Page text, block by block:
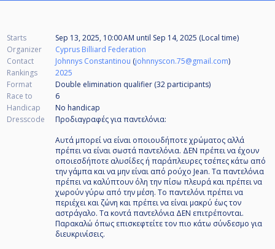
Starts Sep 13, 2025, 10:00 AM until Sep 14, 2025 (Local time)
Organizer
Cyprus Billiard Federation
Contact
Johnnys Constantinou (johnnyscon.75@gmail.com)
Rankings
2025
Format
Double elimination qualifier (32 participants)
Race to
6
Handicap
No handicap
Dresscode
Προδιαγραφές για παντελόνια:
Αυτά μπορεί να είναι οποιουδήποτε χρώματος αλλά
πρέπει να είναι σωστά παντελόνια. ΔΕΝ πρέπει να έχουν
οποιεσδήποτε αλυσίδες ή παράπλευρες τσέπες κάτω από
την γάμπα και να μην είναι από ρούχο Jean. Τα παντελόνια
πρέπει να καλύπτουν όλη την πίσω πλευρά και πρέπει να
χωρούν γύρω από την μέση. Το παντελόνι πρέπει να
περιέχει και ζώνη και πρέπει να είναι μακρύ έως τον
αστράγαλο. Τα κοντά παντελόνια ΔΕΝ επιτρέπονται.
Παρακαλώ όπως επισκεφτείτε τον πιο κάτω σύνδεσμο για
διευκρινίσεις.